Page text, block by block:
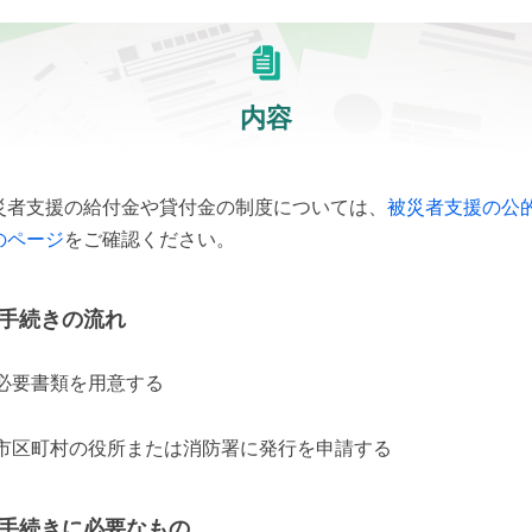
内容
者支援の給付金や貸付金の制度については、 被災者支援の公
ページをご確認ください。
続きの流れ
要書類を用意する
区町村の役所または消防署に発行を申請する